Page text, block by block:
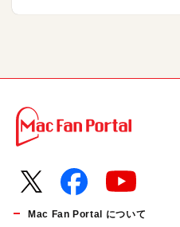
Mac Fan Portal について